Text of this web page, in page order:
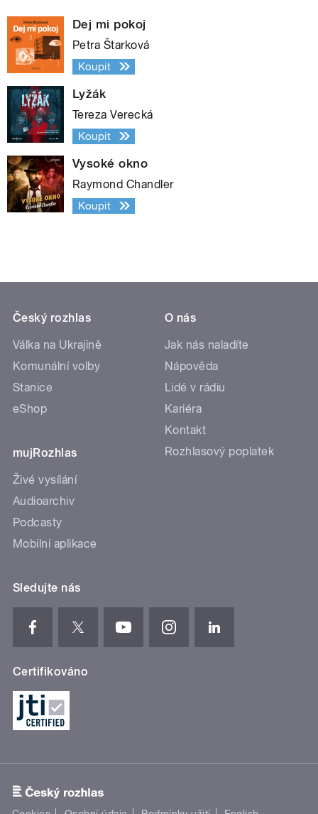
Dej mi pokoj
Petra Štarková
Koupit
Lyžák
Tereza Verecká
Koupit
Vysoké okno
Raymond Chandler
Koupit
Český rozhlas
Válka na Ukrajině
Komunální volby
Stanice
eShop
mujRozhlas
Živé vysílání
Audioarchiv
Podcasty
Mobilní aplikace
O nás
Jak nás naladíte
Nápověda
Lidé v rádiu
Kariéra
Kontakt
Rozhlasový poplatek
Sledujte nás
Certifikováno